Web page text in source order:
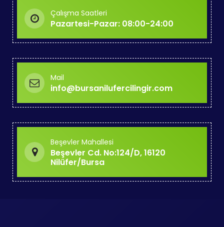
Çalışma Saatleri
Pazartesi-Pazar: 08:00-24:00
Mail
info@bursanilufercilingir.com
Beşevler Mahallesi
Beşevler Cd. No:124/D, 16120
Nilüfer/Bursa